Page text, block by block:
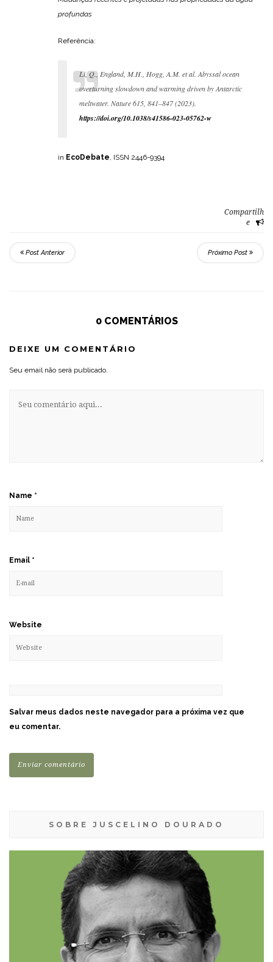
profundas
Referência:
Li, Q., England, M.H., Hogg, A.M. et al. Abyssal ocean
overturning slowdown and warming driven by Antarctic
meltwater. Nature 615, 841–847 (2023).
https://doi.org/10.1038/s41586-023-05762-w
in EcoDebate , ISSN 2446-9394
Compartilh
e
Post Anterior Próximo Post
0 COMENTÁRIOS
DEIXE UM COMENTÁRIO
Seu email não será publicado.
Name *
Email *
Website
Salvar meus dados neste navegador para a próxima vez que
eu comentar.
SOBRE JUSCELINO DOURADO